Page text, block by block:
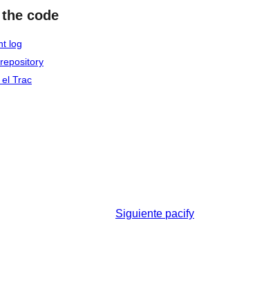
code
log
Trac
Siguiente pacify